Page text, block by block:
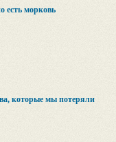
есть морковь
которые мы потеряли